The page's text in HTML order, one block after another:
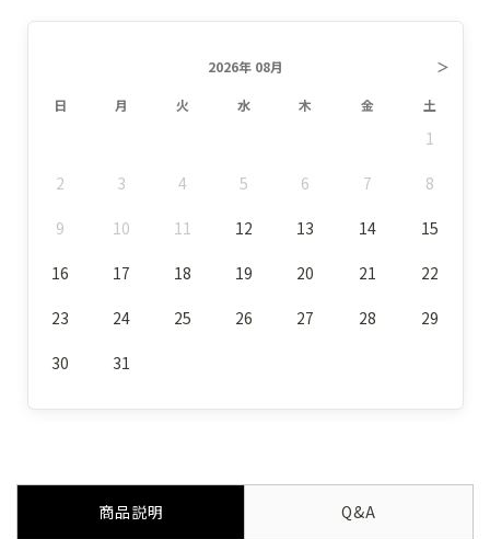
2026年 08月 ＞
日 月 火 水 木 金 土
1
2 3 4 5 6 7 8
9 10 11 12 13 14 15
16 17 18 19 20 21 22
23 24 25 26 27 28 29
30 31
商品説明 Q&A